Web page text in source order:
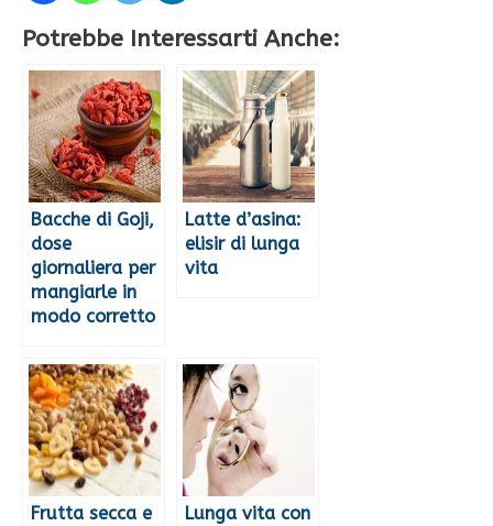
Potrebbe Interessarti Anche:
Bacche di Goji,
dose
giornaliera per
mangiarle in
modo corretto
Latte d’asina:
elisir di lunga
vita
Frutta secca e
Lunga vita con